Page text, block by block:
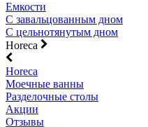
Емкости
С завальцованным дном
С цельнотянутым дном
Horeca
Horeca
Моечные ванны
Разделочные столы
Акции
Отзывы